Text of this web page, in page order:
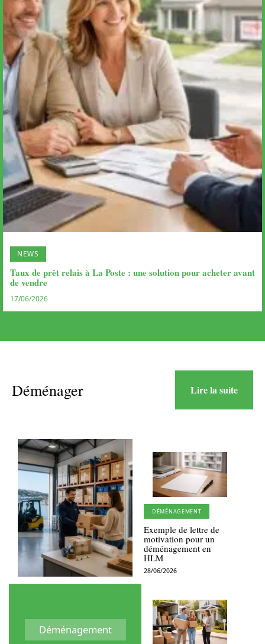
NEWS
Taux de prêt relais à La Poste : une solution pour acheter avant
de vendre
17/06/2026
Déménager Lire la suite
Déménagement
DÉMÉNAGEMENT
Exemple de lettre de
motivation pour un
déménagement en
HLM
28/06/2026